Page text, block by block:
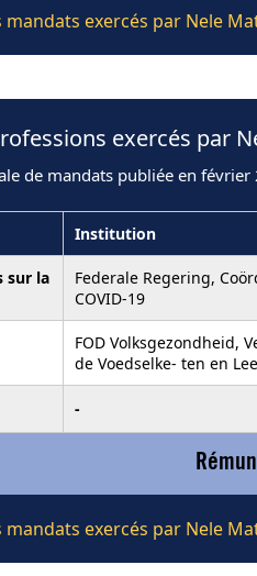
exercés par Nele
exercés par
de mandats publiée en février
Institution
sur la
Federale Regering,
COVID-19
FOD Volksgezondheid,
de Voedselke- ten en
-
exercés par Nele